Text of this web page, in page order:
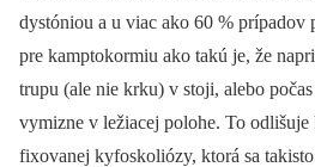
dystóniou a u viac ako 60 %
pre kamptokormiu ako takú je, že
trupu (ale nie krku) v stoji, alebo
vymizne v ležiacej polohe. To
fixovanej kyfo­skoliózy, ktorá sa